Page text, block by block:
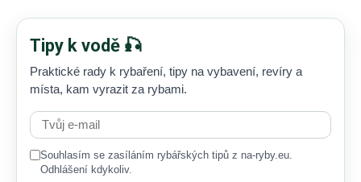
Tipy k vodě 🎣
Praktické rady k rybaření, tipy na vybavení, revíry a
místa, kam vyrazit za rybami.
Souhlasím se zasíláním rybářských tipů z na-ryby.eu.
Odhlášení kdykoliv.